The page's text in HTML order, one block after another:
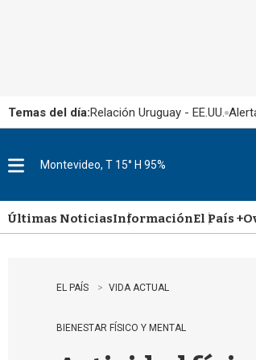
Temas del día:Relación Uruguay - EE.UU.
u
Montevideo, T 15° H 95%
Últimas NoticiasInformaciónEl País +
EL PAÍS VIDA ACTUAL
BIENESTAR FÍSICO Y MENTAL